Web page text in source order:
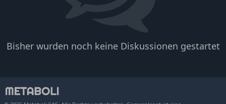
Bisher wurden noch keine Diskussionen gestartet